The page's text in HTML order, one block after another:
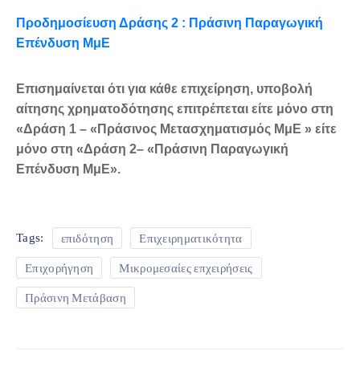
Προδημοσίευση Δράσης 2 : Πράσινη Παραγωγική
Επένδυση ΜμΕ
Επισημαίνεται ότι για κάθε επιχείρηση, υποβολή
αίτησης χρηματοδότησης επιτρέπεται είτε μόνο στη
«Δράση 1 – «Πράσινος Μετασχηματισμός ΜμΕ » είτε
μόνο στη «Δράση 2– «Πράσινη Παραγωγική
Επένδυση ΜμΕ».
Tags: επιδότηση Επιχειρηματικότητα
Επιχορήγηση Μικρομεσαίες επχειρήσεις
Πράσινη Μετάβαση